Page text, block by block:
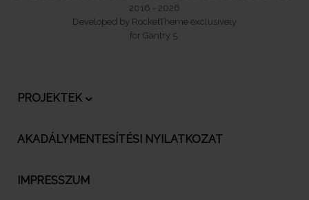
2016 - 2026
Developed by RocketTheme exclusively
for Gantry 5.
PROJEKTEK
AKADÁLYMENTESÍTÉSI NYILATKOZAT
IMPRESSZUM